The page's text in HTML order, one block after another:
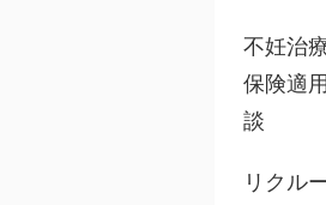
不妊治
保険適
談
リクル